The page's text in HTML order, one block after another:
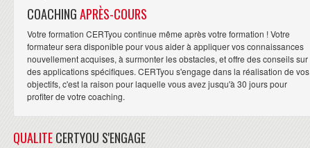
COACHINGAPRÈS-COURS
Votre formation CERTyou continue même après votre formation ! Votre
formateur sera disponible pour vous aider à appliquer vos connaissances
nouvellement acquises, à surmonter les obstacles, et offre des conseils sur
des applications spécifiques. CERTyou s'engage dans la réalisation de vos
objectifs, c'est la raison pour laquelle vous avez jusqu'à 30 jours pour
profiter de votre coaching.
QUALITECERTYOU S'ENGAGE